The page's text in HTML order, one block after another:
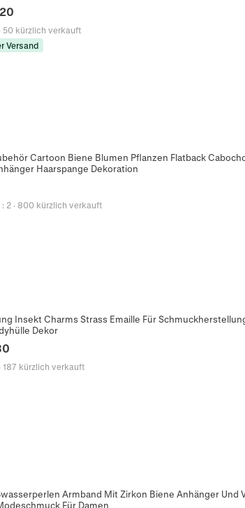
50 kürzlich verkauft
Versand
Cartoon Biene Blumen Pflanzen Flatback
Haarspange Dekoration
: 2 · 800 kürzlich verkauft
Insekt Charms Strass Emaille Für
Dekor
187 kürzlich verkauft
Armband Mit Zirkon Biene Anhänger Und
Für Damen